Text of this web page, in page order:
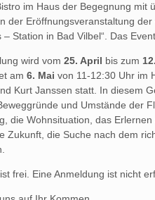
im Haus der Begegnung mit
der Eröffnungsveranstaltung
– Station in Bad Vilbel“. Das
wird vom 25. April bis zum
am 6. Mai von 11-12:30 Uhr im
Kurt Janssen statt. In diesem
und Umstände der
die Wohnsituation, das
Zukunft, die Suche nach dem
frei. Eine Anmeldung ist nicht